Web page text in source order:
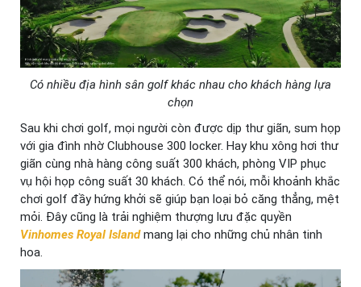
Có nhiều địa hình sân golf khác nhau cho khách hàng lựa
chọn
Sau khi chơi golf, mọi người còn được dịp thư giãn, sum họp
với gia đình nhờ Clubhouse 300 locker. Hay khu xông hơi thư
giãn cùng nhà hàng công suất 300 khách, phòng VIP phục
vụ hội họp công suất 30 khách. Có thể nói, mỗi khoảnh khắc
chơi golf đầy hứng khởi sẽ giúp bạn loại bỏ căng thẳng, mệt
mỏi. Đây cũng là trải nghiệm thượng lưu đặc quyền
Vinhomes Royal Islandmang lại cho những chủ nhân tinh
hoa.